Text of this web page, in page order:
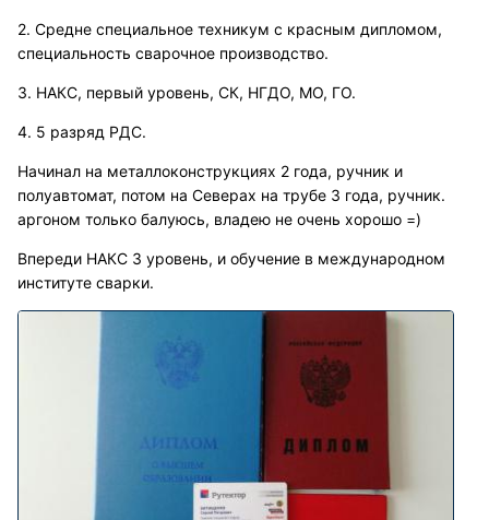
2. Средне специальное техникум с красным дипломом,
специальность сварочное производство.
3. НАКС, первый уровень, СК, НГДО, МО, ГО.
4. 5 разряд РДС.
Начинал на металлоконструкциях 2 года, ручник и
полуавтомат, потом на Северах на трубе 3 года, ручник.
аргоном только балуюсь, владею не очень хорошо =)
Впереди НАКС 3 уровень, и обучение в международном
институте сварки.